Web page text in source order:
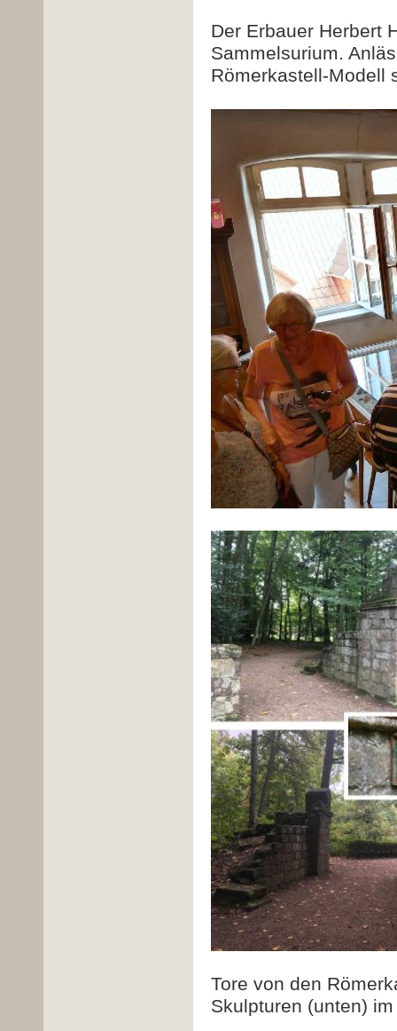
Der Erbauer Herbert
Sammelsurium.
Römerkastell-Modell
Tore von den
Skulpturen (unten)